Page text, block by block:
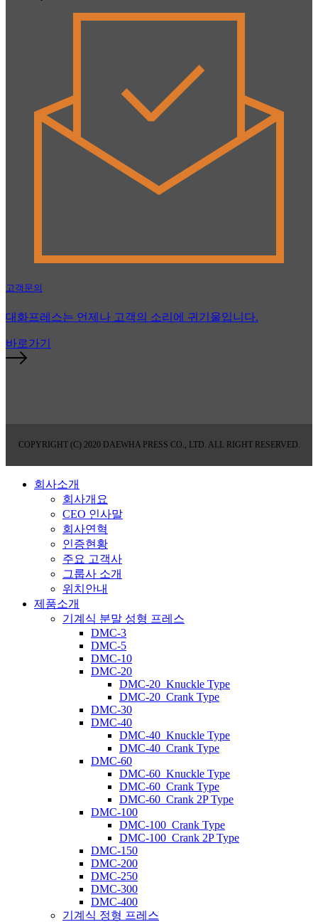
고객문의
대화프레스는 언제나 고객의 소리에 귀기울입니다.
바로가기
COPYRIGHT (C) 2020 DAEWHA PRESS CO., LTD. ALL RIGHT RESERVED.
회사소개
회사개요
CEO 인사말
회사연혁
인증현황
주요 고객사
그룹사 소개
위치안내
제품소개
기계식 분말 성형 프레스
DMC-3
DMC-5
DMC-10
DMC-20
DMC-20_Knuckle Type
DMC-20_Crank Type
DMC-30
DMC-40
DMC-40_Knuckle Type
DMC-40_Crank Type
DMC-60
DMC-60_Knuckle Type
DMC-60_Crank Type
DMC-60_Crank 2P Type
DMC-100
DMC-100_Crank Type
DMC-100_Crank 2P Type
DMC-150
DMC-200
DMC-250
DMC-300
DMC-400
기계식 정형 프레스